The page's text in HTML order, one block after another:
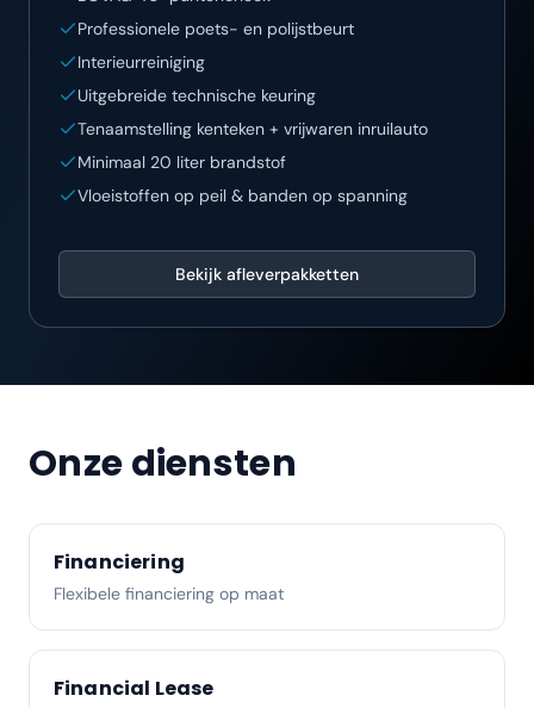
Professionele poets- en polijstbeurt
Interieurreiniging
Uitgebreide technische keuring
Tenaamstelling kenteken + vrijwaren inruilauto
Minimaal 20 liter brandstof
Vloeistoffen op peil & banden op spanning
Bekijk afleverpakketten
Onze diensten
Financiering
Flexibele financiering op maat
Financial Lease